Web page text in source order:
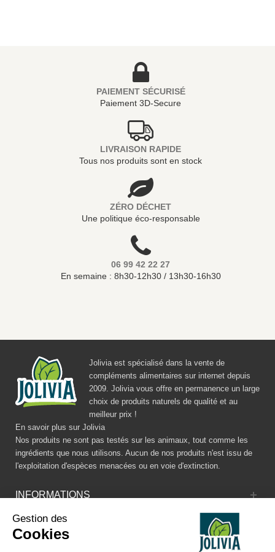
PAIEMENT SÉCURISÉ
Paiement 3D-Secure
LIVRAISON RAPIDE
Tous nos produits sont en stock
ZÉRO DÉCHET
Une politique éco-responsable
06 99 42 22 27
En semaine : 8h30-12h30 / 13h30-16h30
Jolivia est spécialisé dans la vente de
compléments alimentaires sur internet depuis
2009. Jolivia vous offre en permanence un large
choix de produits naturels de qualité et au
meilleur prix !
En savoir plus sur Jolivia
Nos produits ne sont pas testés sur les animaux, tout comme les
ingrédients que nous utilisons. Aucun de nos produits n'est issu de
l'exploitation d'espèces menacées ou en voie d'extinction.
INFORMATIONS
CATALOGUE
Gestion des
Cookies